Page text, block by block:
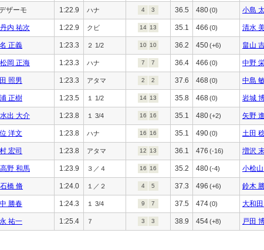
ザーモ 1:22.9 ハナ 4 3 36.5 480(0) 小島
丹内 祐次 1:22.9 クビ 14 13 35.1 466 (0) 清水
正義 1:23.3 ２ 1/2 10 10 36.2 450(+6) 畠山
松岡 正海 1:23.3 ハナ 7 7 36.4 466 (0) 中野
照男 1:23.3 アタマ 2 2 37.6 468 (0) 中島
正樹 1:23.5 １ 1/2 14 13 35.8 468(0) 岩城
水出 大介 1:23.8 １ 3/4 16 16 35.1 480(+2) 矢野 進
洋文 1:23.8 ハナ 16 16 35.1 490(0) 土田
宏司 1:23.8 アタマ 12 13 36.1 476 (-16) 増沢
高野 和馬 1:23.9 ３／４ 16 16 35.2 480(-4) 小桧
石橋 脩 1:24.0 １／２ 4 5 37.3 496 (+6) 鈴木
勝春 1:24.3 １ 3/4 9 7 37.5 474(0) 大和
祐一 1:25.4 ７ 3 3 38.9 454(+8) 戸田